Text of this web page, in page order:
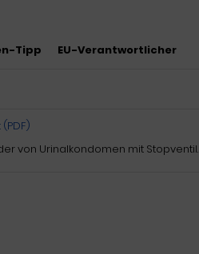
Tipp EU-Verantwortlicher
von Urinalkondomen mit Stopventil.